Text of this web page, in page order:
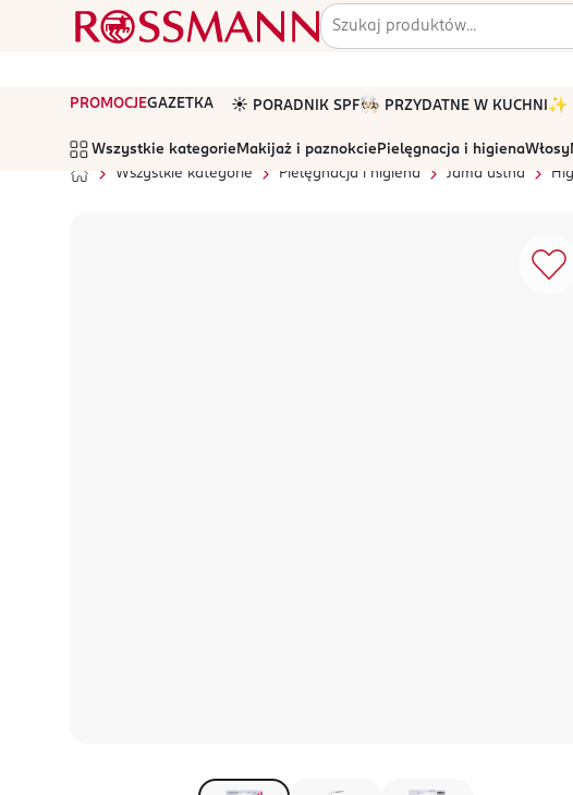
PROMOCJEGAZETKA ☀️ PORADNIK SPF🧑🏻‍🍳 PRZYDATNE W KUCHNI ✨
Wszystkie kategorie Makijaż i paznokcie Pielęgnacja i higienaWłosy
Wszystkie kategorie
Pielęgnacja i higiena Jama ustna